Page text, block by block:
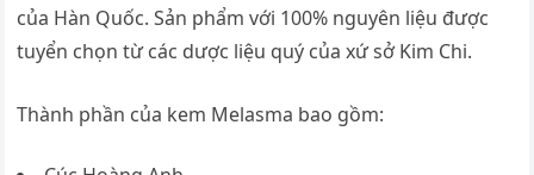
của Hàn Quốc. Sản phẩm với 100% nguyên liệu được
tuyển chọn từ các dược liệu quý của xứ sở Kim Chi.
Thành phần của kem Melasma bao gồm: